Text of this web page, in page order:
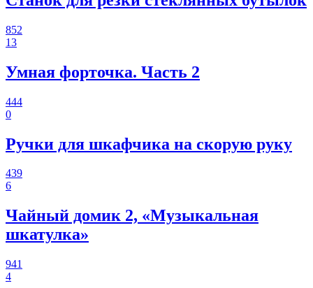
852
13
Умная форточка. Часть 2
444
0
Ручки для шкафчика на скорую руку
439
6
Чайный домик 2, «Музыкальная
шкатулка»
941
4